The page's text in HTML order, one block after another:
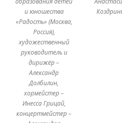
и юношества
«Радость» (Москва,
Россия),
художественный
руководитель и
дирижёр –
Александр
Долбилин,
хормейстер –
Инесса Грицай,
концертмейстер –